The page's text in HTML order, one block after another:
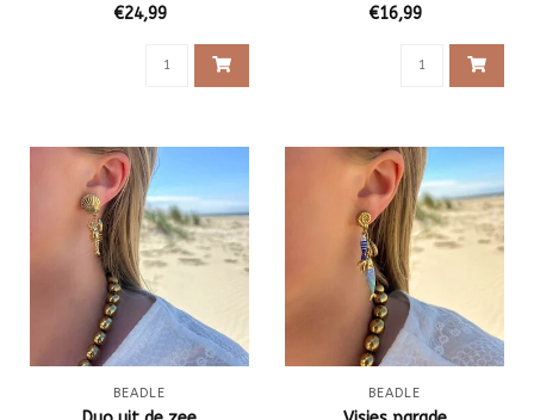
€24,99
€16,99
BEADLE BEADLE